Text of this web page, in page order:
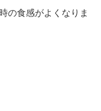
の食感がよくなりま